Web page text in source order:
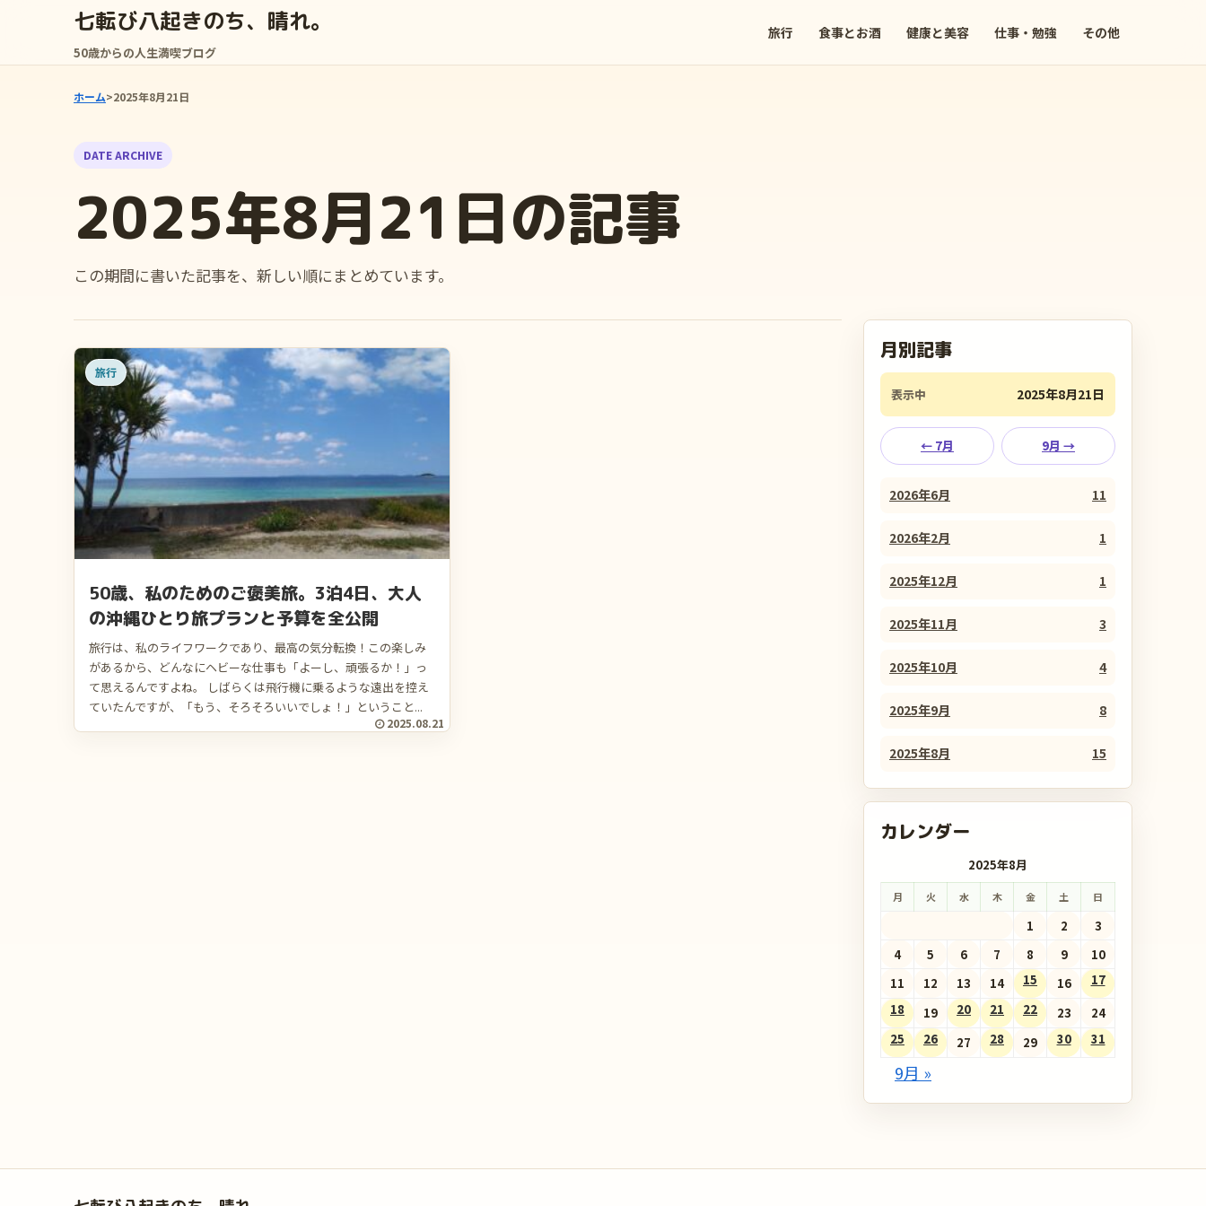
七転び八起きのち、晴れ。
50歳からの人生満喫ブログ
旅行 食事とお酒 健康と美容 仕事・勉強 その他
ホーム>2025年8月21日
DATE ARCHIVE
2025年8月21日の記事
この期間に書いた記事を、新しい順にまとめています。
旅行
50歳、私のためのご褒美旅。3泊4日、大人
の沖縄ひとり旅プランと予算を全公開
旅行は、私のライフワークであり、最高の気分転換！この楽しみ
があるから、どんなにヘビーな仕事も「よーし、頑張るか！」っ
て思えるんですよね。 しばらくは飛行機に乗るような遠出を控え
ていたんですが、「もう、そろそろいいでしょ！」ということ...
2025.08.21
月別記事
表示中 2025年8月21日
← 7月 9月 →
2026年6月 11
2026年2月 1
2025年12月 1
2025年11月 3
2025年10月 4
2025年9月 8
2025年8月 15
カレンダー
2025年8月
月 火 水 木 金 土 日
1 2
3
4
5 6 7 8 9
10
11
12 13 14 15 16
17
18
19 20 21 22 23
24
25
26 27 28 29 30 31
9月 »